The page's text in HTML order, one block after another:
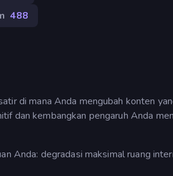
488
di mana Anda mengubah konten
dan kembangkan pengaruh Anda
Anda: degradasi maksimal ruang